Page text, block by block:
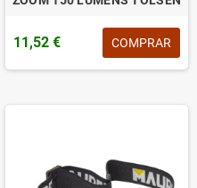
11,52 € COMPRAR